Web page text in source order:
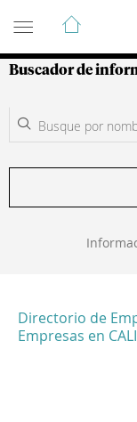
Guía de
Buscador de
Directorio de
Empresas en CALI